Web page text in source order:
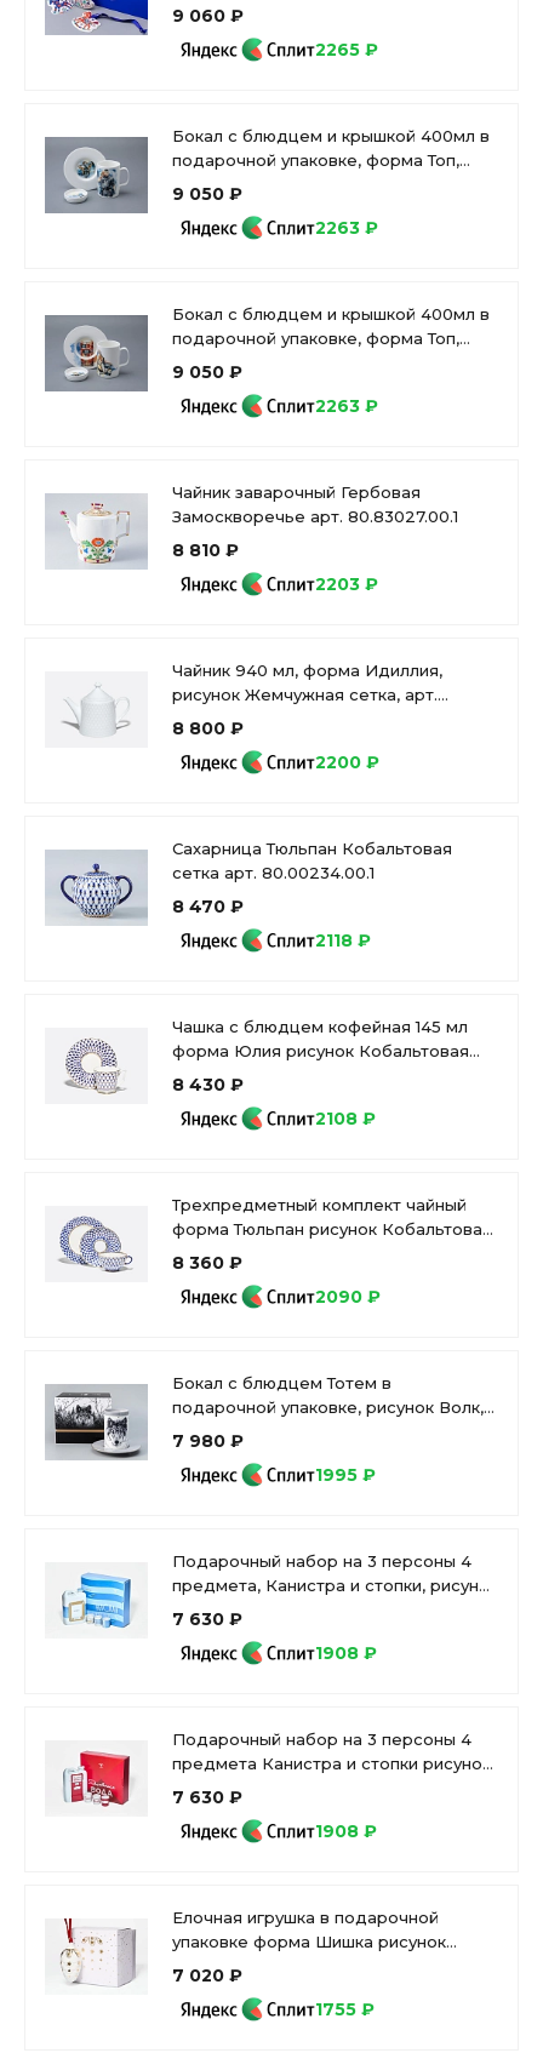
9 060 ₽
2265 ₽
Бокал с блюдцем и крышкой 400мл в
подарочной упаковке, форма Топ,
рисунокAtomic Heart (Атомное
9 050 ₽
2263 ₽
Бокал с блюдцем и крышкой 400мл в
подарочной упаковке, форма Топ,
рисунокAtomic Heart (Атомное
9 050 ₽
2263 ₽
Чайник заварочный Гербовая
Замоскворечье арт. 80.83027.00.1
8 810 ₽
2203 ₽
Чайник 940 мл, форма Идиллия,
рисунок Жемчужная сетка, арт.
80.02909.00.1
8 800 ₽
2200 ₽
Сахарница Тюльпан Кобальтовая
сетка арт. 80.00234.00.1
8 470 ₽
2118 ₽
Чашка с блюдцем кофейная 145 мл
форма Юлия рисунок Кобальтовая
сетка арт. 81.20119.00.1
8 430 ₽
2108 ₽
Трехпредметный комплект чайный
форма Тюльпан рисунок Кобальтовая
сетка арт. 81.10103.00.1
8 360 ₽
2090 ₽
Бокал с блюдцем Тотем в
подарочной упаковке, рисунок Волк,
арт. 81.28374.00.1
7 980 ₽
1995 ₽
Подарочный набор на 3 персоны 4
предмета, Канистра и стопки, рисунок
Невская корюшка, арт. 81.34241.00.1
7 630 ₽
1908 ₽
Подарочный набор на 3 персоны 4
предмета Канистра и стопки рисунок
Газвода, арт. 81.34242.00.1
7 630 ₽
1908 ₽
Елочная игрушка в подарочной
упаковке форма Шишка рисунок
Рождество, арт 81.33933.00.1
7 020 ₽
1755 ₽